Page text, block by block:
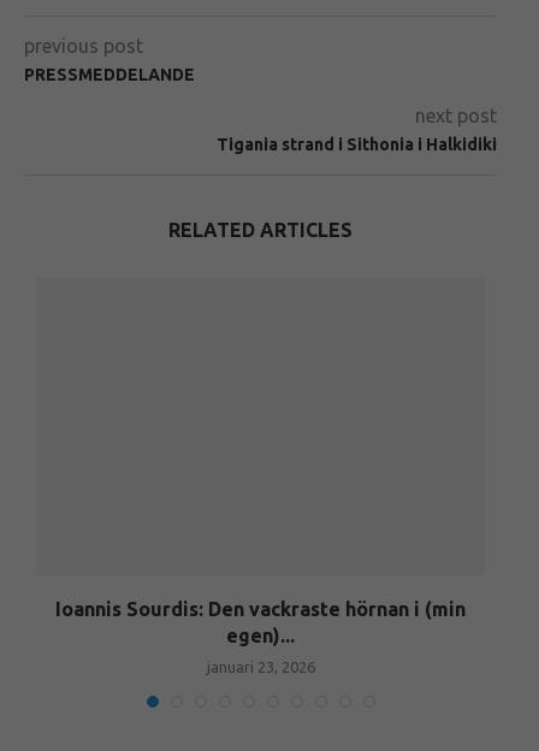
previous post
PRESSMEDDELANDE
next post
Tigania strand i Sithonia i Halkidiki
RELATED ARTICLES
Ioannis Sourdis: Den vackraste hörnan i (min
egen)...
januari 23, 2026